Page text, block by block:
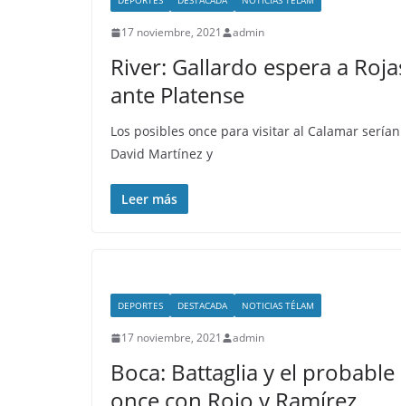
17 noviembre, 2021 admin
River: Gallardo espera a
ante Platense
Los posibles once para visitar al Calamar
David Martínez y
Leer más
DEPORTES DESTACADA NOTICIAS TÉLAM
17 noviembre, 2021 admin
Boca: Battaglia y el probable